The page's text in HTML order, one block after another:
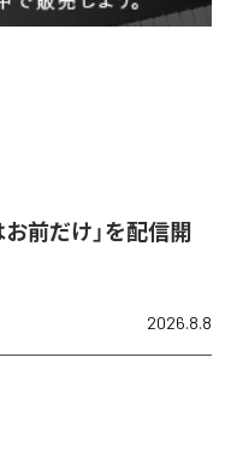
前だけ」を配信開
2026.8.8